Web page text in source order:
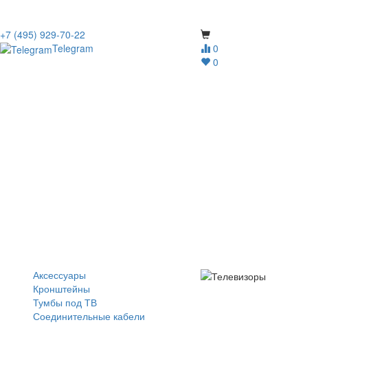
0
0
+7 (495) 929-70-22
Telegram
Аксессуары
Кронштейны
Тумбы под ТВ
Соединительные кабели